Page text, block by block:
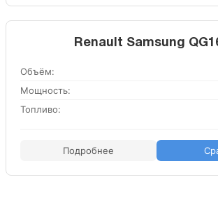
Renault Samsung
Объём:
Мощность:
Топливо:
Подробнее